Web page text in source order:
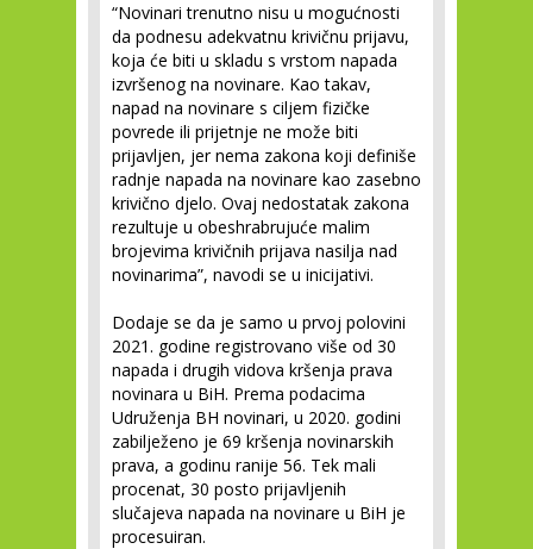
“Novinari trenutno nisu u mogućnosti
da podnesu adekvatnu krivičnu prijavu,
koja će biti u skladu s vrstom napada
izvršenog na novinare. Kao takav,
napad na novinare s ciljem fizičke
povrede ili prijetnje ne može biti
prijavljen, jer nema zakona koji definiše
radnje napada na novinare kao zasebno
krivično djelo. Ovaj nedostatak zakona
rezultuje u obeshrabrujuće malim
brojevima krivičnih prijava nasilja nad
novinarima”, navodi se u inicijativi.
Dodaje se da je samo u prvoj polovini
2021. godine registrovano više od 30
napada i drugih vidova kršenja prava
novinara u BiH. Prema podacima
Udruženja BH novinari, u 2020. godini
zabilježeno je 69 kršenja novinarskih
prava, a godinu ranije 56. Tek mali
procenat, 30 posto prijavljenih
slučajeva napada na novinare u BiH je
procesuiran.